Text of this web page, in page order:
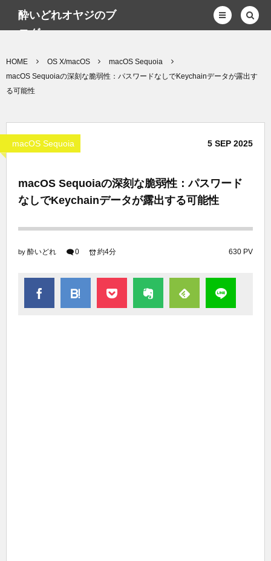
酔いどれオヤジのブ
ログwp
HOME OS X/macOS
macOS Sequoia
macOS Sequoiaの深刻な脆弱性：パスワードなしでKeychainデータが露出す
る可能性
macOS Sequoia 5 SEP 2025
macOS Sequoiaの深刻な脆弱性：パスワード
なしでKeychainデータが露出する可能性
by 酔いどれ 0 630 PV
約4分